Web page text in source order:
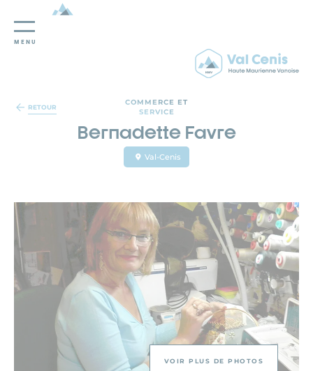
Panneau de gestion des cookies
MENU
RETOUR
COMMERCE ET
SERVICE
Bernadette Favre
Val-Cenis
VOIR PLUS DE PHOTOS